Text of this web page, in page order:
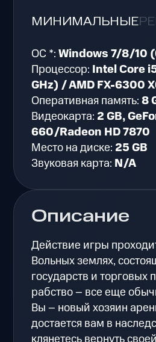
Описание
Действие игры
Вольных землях,
государств и торговых
рабство – все еще
Вы – новый хозяин
достается вам в
МИНИМАЛЬНЫЕ
ОС *:Windows 7/8/10
Процессор: Intel Core
GHz) / AMD FX-6300
Оперативная память:8
Видеокарта: 2 GB,
660/Radeon HD 7870
Место на диске: 25 GB
Звуковая карта: N/A